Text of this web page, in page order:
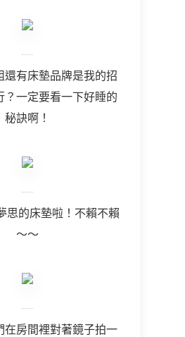
還有床墊品牌是我的招
？一定要看一下好睡的
秘訣啊！
思的床墊啦！不賴不賴
～～
在房間裡對著鏡子拍一